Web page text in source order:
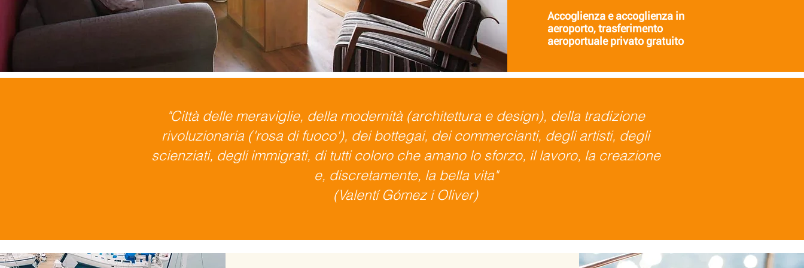
Accoglienza e accoglienza in
aeroporto,trasferimento
aeroportuale privato gratuito
"Città delle meraviglie, della modernità (architettura e design), della tradizione
rivoluzionaria ('rosa di fuoco'), dei bottegai, dei commercianti, degli artisti, degli
scienziati, degli immigrati, di tutti coloro che amano lo sforzo, il lavoro, la creazione
e, discretamente, la bella vita"
(Valentí Gómez i Oliver)